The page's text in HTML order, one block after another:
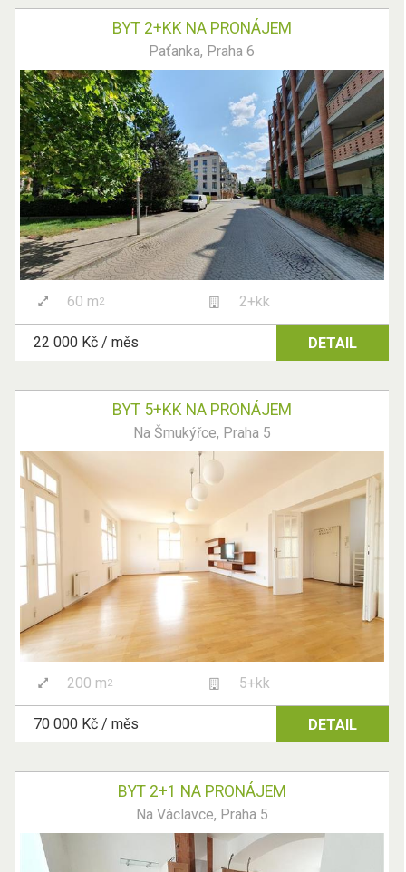
BYT 2+KK NA PRONÁJEM
Paťanka, Praha 6
60 m2 2+kk
22 000 Kč / měs DETAIL
BYT 5+KK NA PRONÁJEM
Na Šmukýřce, Praha 5
200 m2 5+kk
70 000 Kč / měs DETAIL
BYT 2+1 NA PRONÁJEM
Na Václavce, Praha 5